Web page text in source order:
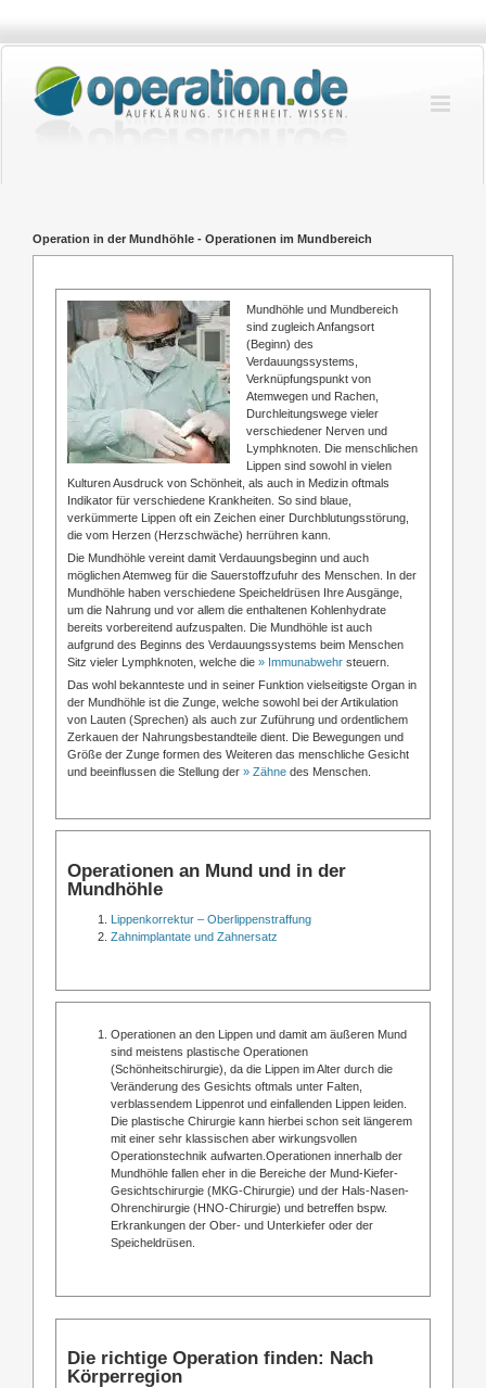
springen
Operation in der Mundhöhle - Operationen im Mundbereich
Mundhöhle und Mundbereich
sind zugleich Anfangsort
(Beginn) des
Verdauungssystems,
Verknüpfungspunkt von
Atemwegen und Rachen,
Durchleitungswege vieler
verschiedener Nerven und
Lymphknoten. Die menschlichen
Lippen sind sowohl in vielen
Kulturen Ausdruck von Schönheit, als auch in Medizin oftmals
Indikator für verschiedene Krankheiten. So sind blaue,
verkümmerte Lippen oft ein Zeichen einer Durchblutungsstörung,
die vom Herzen (Herzschwäche) herrühren kann.
Die Mundhöhle vereint damit Verdauungsbeginn und auch
möglichen Atemweg für die Sauerstoffzufuhr des Menschen. In der
Mundhöhle haben verschiedene Speicheldrüsen Ihre Ausgänge,
um die Nahrung und vor allem die enthaltenen Kohlenhydrate
bereits vorbereitend aufzuspalten. Die Mundhöhle ist auch
aufgrund des Beginns des Verdauungssystems beim Menschen
Sitz vieler Lymphknoten, welche die » Immunabwehr steuern.
Das wohl bekannteste und in seiner Funktion vielseitigste Organ in
der Mundhöhle ist die Zunge, welche sowohl bei der Artikulation
von Lauten (Sprechen) als auch zur Zuführung und ordentlichem
Zerkauen der Nahrungsbestandteile dient. Die Bewegungen und
Größe der Zunge formen des Weiteren das menschliche Gesicht
und beeinflussen die Stellung der » Zähne des Menschen.
Operationen an Mund und in der
Mundhöhle
Lippenkorrektur – Oberlippenstraffung
Zahnimplantate und Zahnersatz
Operationen an den Lippen und damit am äußeren Mund
sind meistens plastische Operationen
(Schönheitschirurgie), da die Lippen im Alter durch die
Veränderung des Gesichts oftmals unter Falten,
verblassendem Lippenrot und einfallenden Lippen leiden.
Die plastische Chirurgie kann hierbei schon seit längerem
mit einer sehr klassischen aber wirkungsvollen
Operationstechnik aufwarten.Operationen innerhalb der
Mundhöhle fallen eher in die Bereiche der Mund-Kiefer-
Gesichtschirurgie (MKG-Chirurgie) und der Hals-Nasen-
Ohrenchirurgie (HNO-Chirurgie) und betreffen bspw.
Erkrankungen der Ober- und Unterkiefer oder der
Speicheldrüsen.
Die richtige Operation finden: Nach
Körperregion